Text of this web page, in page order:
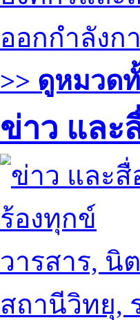
ออกกำลังก
>> ดูหมวด
ข่าว และ
ร้องทุกข์
วารสาร, นิ
สถานีวิทยุ,